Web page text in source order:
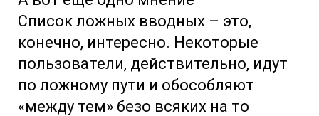
Список ложных вводных – это,
конечно, интересно. Некоторые
пользователи, действительно, идут
по ложному пути и обособляют
«между тем» безо всяких на то